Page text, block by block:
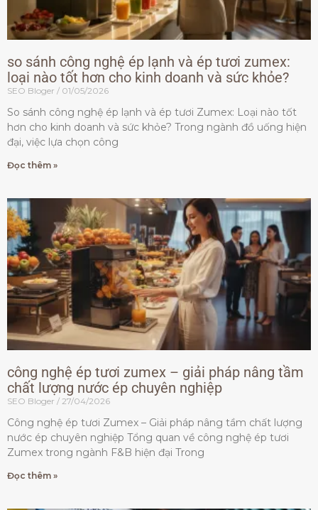
so sánh công nghệ ép lạnh và ép tươi zumex:
loại nào tốt hơn cho kinh doanh và sức khỏe?
SEO Bloger 01/05/2026
So sánh công nghệ ép lạnh và ép tươi Zumex: Loại nào tốt
hơn cho kinh doanh và sức khỏe? Trong ngành đồ uống hiện
đại, việc lựa chọn công
Đọc thêm »
công nghệ ép tươi zumex – giải pháp nâng tầm
chất lượng nước ép chuyên nghiệp
SEO Bloger 27/04/2026
Công nghệ ép tươi Zumex – Giải pháp nâng tầm chất lượng
nước ép chuyên nghiệp Tổng quan về công nghệ ép tươi
Zumex trong ngành F&B hiện đại Trong
Đọc thêm »